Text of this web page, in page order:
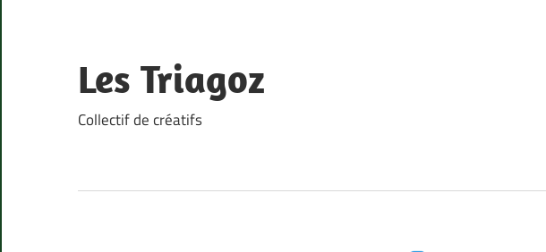
content
Les Triagoz
Collectif de créatifs